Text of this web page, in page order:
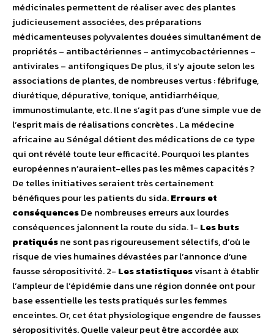
médicinales permettent de réaliser avec des plantes
judicieusement associées, des préparations
médicamenteuses polyvalentes douées simultanément de
propriétés – antibactériennes – antimycobactériennes –
antivirales – antifongiques De plus, il s’y ajoute selon les
associations de plantes, de nombreuses vertus : fébrifuge,
diurétique, dépurative, tonique, antidiarrhéique,
immunostimulante, etc. Il ne s’agit pas d’une simple vue de
l’esprit mais de réalisations concrètes . La médecine
africaine au Sénégal détient des médications de ce type
qui ont révélé toute leur efficacité. Pourquoi les plantes
européennes n’auraient-elles pas les mêmes capacités ?
De telles initiatives seraient très certainement
bénéfiques pour les patients du sida.Erreurs et
conséquencesDe nombreuses erreurs aux lourdes
conséquences jalonnent la route du sida. 1- Les buts
pratiquésne sont pas rigoureusement sélectifs, d’où le
risque de vies humaines dévastées par l’annonce d’une
fausse séropositivité. 2- Les statistiquesvisant à établir
l’ampleur de l’épidémie dans une région donnée ont pour
base essentielle les tests pratiqués sur les femmes
enceintes. Or, cet état physiologique engendre de fausses
séropositivités. Quelle valeur peut être accordée aux